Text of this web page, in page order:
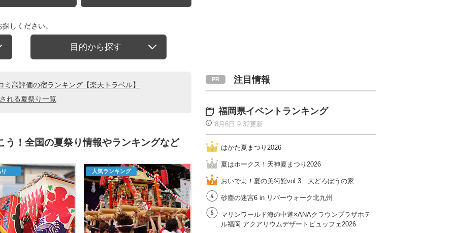
しください。
目的から探す
高評価の宿ランキング【楽天トラベル】
れる夏祭り一覧
！全国の夏祭り情報やランキングなど
人気ランキング
注目情報
福岡県イベントランキング
8月6日 9:32更新
はかた夏まつり2026
夏はホークス！天神夏まつり2026
おいでよ！夏の美術館vol.3 大どろぼうの家
砂塵の迷宮6 in リバーウォーク北九州
マリンワールド海の中道×ANAクラウンプラザホテ
ル福岡 アクアリウムデザートビュッフェ2026